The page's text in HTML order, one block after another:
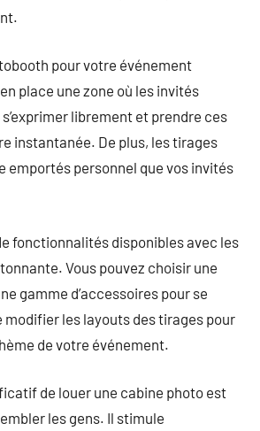
pour votre événement
place une zone où les invités
s’exprimer librement et prendre ces
instantanée. De plus, les tirages
emportés personnel que vos invités
fonctionnalités disponibles avec les
Vous pouvez choisir une
gamme d’accessoires pour se
modifier les layouts des tirages pour
de votre événement.
de louer une cabine photo est
les gens. Il stimule